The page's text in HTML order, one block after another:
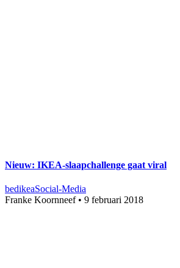
Nieuw: IKEA-slaapchallenge gaat viral
bedikeaSocial-Media
Franke Koornneef• 9 februari 2018